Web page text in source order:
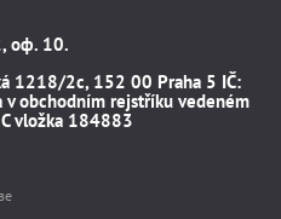
оф. 10.
1218/2c, 152 00 Praha 5 IČ:
obchodním rejstříku vedeném
vložka 184883